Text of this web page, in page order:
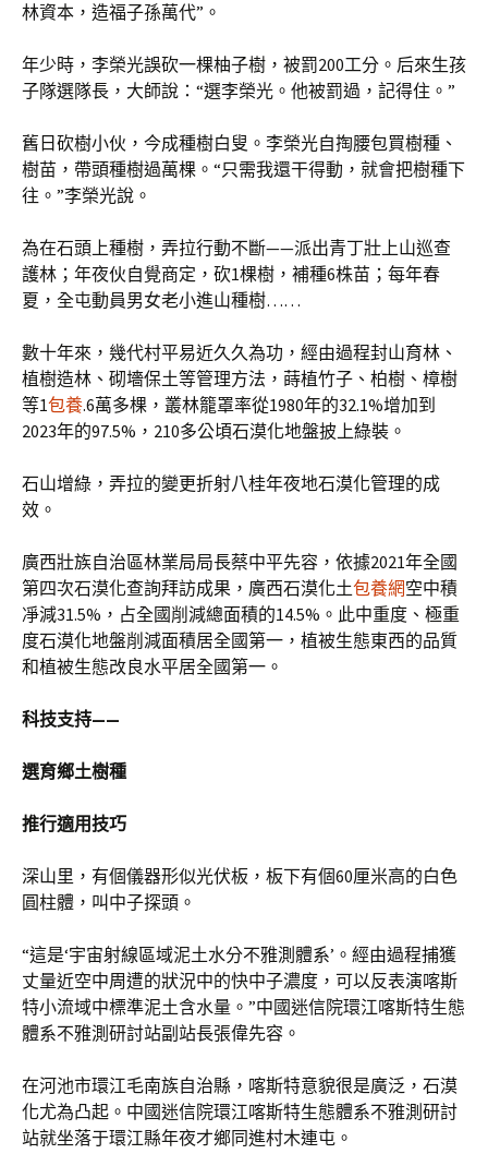
林資本，造福子孫萬代”。
年少時，李榮光誤砍一棵柚子樹，被罰200工分。后來生孩
子隊選隊長，大師說：“選李榮光。他被罰過，記得住。”
舊日砍樹小伙，今成種樹白叟。李榮光自掏腰包買樹種、
樹苗，帶頭種樹過萬棵。“只需我還干得動，就會把樹種下
往。”李榮光說。
為在石頭上種樹，弄拉行動不斷——派出青丁壯上山巡查
護林；年夜伙自覺商定，砍1棵樹，補種6株苗；每年春
夏，全屯動員男女老小進山種樹……
數十年來，幾代村平易近久久為功，經由過程封山育林、
植樹造林、砌墻保土等管理方法，蒔植竹子、柏樹、樟樹
等1包養.6萬多棵，叢林籠罩率從1980年的32.1%增加到
2023年的97.5%，210多公頃石漠化地盤披上綠裝。
石山增綠，弄拉的變更折射八桂年夜地石漠化管理的成
效。
廣西壯族自治區林業局局長蔡中平先容，依據2021年全國
第四次石漠化查詢拜訪成果，廣西石漠化土包養網空中積
凈減31.5%，占全國削減總面積的14.5%。此中重度、極重
度石漠化地盤削減面積居全國第一，植被生態東西的品質
和植被生態改良水平居全國第一。
科技支持——
選育鄉土樹種
推行適用技巧
深山里，有個儀器形似光伏板，板下有個60厘米高的白色
圓柱體，叫中子探頭。
“這是‘宇宙射線區域泥土水分不雅測體系’。經由過程捕獲
丈量近空中周遭的狀況中的快中子濃度，可以反表演喀斯
特小流域中標準泥土含水量。”中國迷信院環江喀斯特生態
體系不雅測研討站副站長張偉先容。
在河池市環江毛南族自治縣，喀斯特意貌很是廣泛，石漠
化尤為凸起。中國迷信院環江喀斯特生態體系不雅測研討
站就坐落于環江縣年夜才鄉同進村木連屯。